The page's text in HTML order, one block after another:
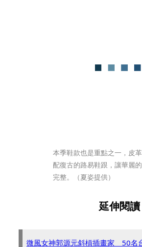
本季鞋款也是重點之一，皮
配復古的路易鞋跟，讓華麗
完整。（夏姿提供）
延伸閱讀
微風女神郭源元斜槓插畫家 50名